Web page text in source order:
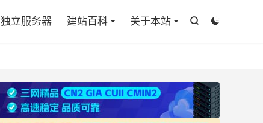


独立服务器 建站百科 关于本站